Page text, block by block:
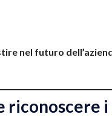
nel futuro
riconoscere